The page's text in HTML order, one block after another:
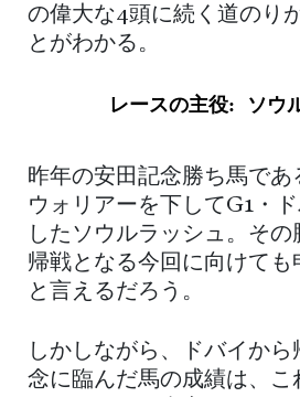
の偉大な4頭に続く道のり
とがわかる。
レースの主役: ソウ
昨年の安田記念勝ち馬であ
ウォリアーを下してG1・
したソウルラッシュ。その
帰戦となる今回に向けても
と言えるだろう。
しかしながら、ドバイか
念に臨んだ馬の成績は、こ